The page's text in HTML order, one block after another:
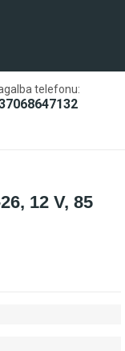
telefonu:
12 V, 85